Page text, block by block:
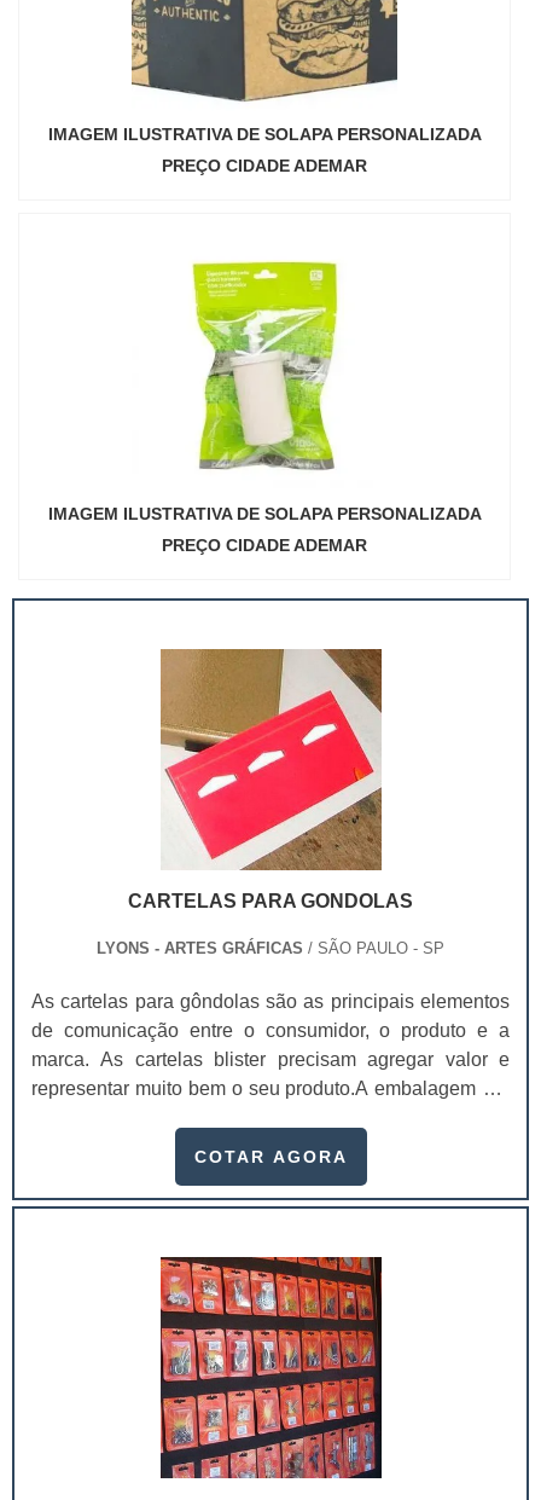
IMAGEM ILUSTRATIVA DE SOLAPA PERSONALIZADA
PREÇO CIDADE ADEMAR
IMAGEM ILUSTRATIVA DE SOLAPA PERSONALIZADA
PREÇO CIDADE ADEMAR
CARTELAS PARA GONDOLAS
LYONS - ARTES GRÁFICAS / SÃO PAULO - SP
As cartelas para gôndolas são as principais elementos
de comunicação entre o consumidor, o produto e a
marca. As cartelas blister precisam agregar valor e
representar muito bem o seu produto.A embalagem é o
o consumidor, o produto e a marca. É um dos principais
embalagem não estiver de acordo com o produto, não
consumidor não perceber o produto é maior. As cartelas
para as gôndolas podem ser produzidas
com:Papel;Duplex;Triplex;Couchê;Pode ser produzido
em diversas gramaturas, assim como a bolha.Entre os
principais atributos mais facilmente perceptíveis
gerados pelo design estão a praticidade, conveniência,
facilidade de uso, conforto, segurança e proteção ao
produto. As cartelas para gôndolas são utilizadas em
COTAR AGORA